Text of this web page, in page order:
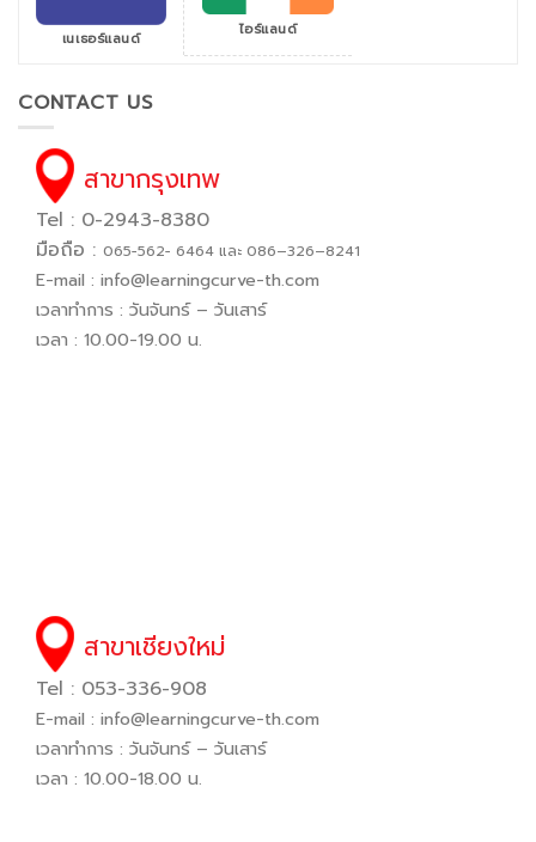
เนเธอร์แลนด์ ไอร์แลนด์
CONTACT US
สาขากรุงเทพ
Tel : 0-2943-8380
มือถือ : 065−562− 6464 และ 086–326–8241
E-mail : info@learningcurve-th.com
เวลาทำการ : วันจันทร์ – วันเสาร์
เวลา : 10.00-19.00 น.
สาขาเชียงใหม่
Tel : 053-336-908
E-mail : info@learningcurve-th.com
เวลาทำการ : วันจันทร์ – วันเสาร์
เวลา : 10.00-18.00 น.